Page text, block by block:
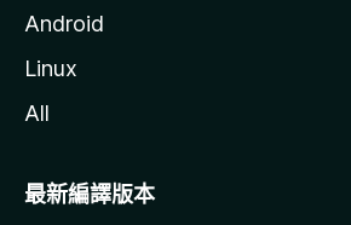
Android
Linux
All
最新編譯版本